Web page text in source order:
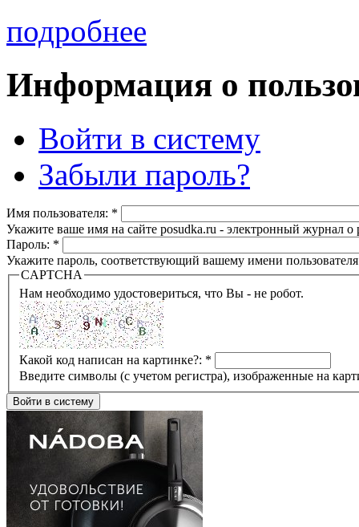
подробнее
Информация о
Войти в систему
Забыли пароль?
Имя пользователя: *
Укажите ваше имя на сайте posudka.ru - электронный журнал
Пароль: *
Укажите пароль, соответствующий вашему имени
CAPTCHA
Нам необходимо удостовериться, что Вы - не робот.
Какой код написан на картинке?: *
Введите символы (с учетом регистра), изображенные на